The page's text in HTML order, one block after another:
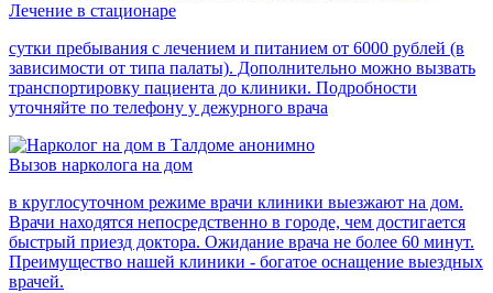
Лечение в стационаре
сутки пребывания с лечением и питанием от 6000 рублей (в
зависимости от типа палаты). Дополнительно можно вызвать
транспортировку пациента до клиники. Подробности
уточняйте по телефону у дежурного врача
Вызов нарколога на дом
в круглосуточном режиме врачи клиники выезжают на дом.
Врачи находятся непосредственно в городе, чем достигается
быстрый приезд доктора. Ожидание врача не более 60 минут.
Преимущество нашей клиники - богатое оснащение выездных
врачей.